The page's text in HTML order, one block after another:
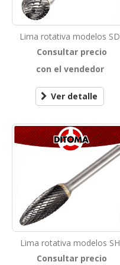
Lima rotativa modelos SD
Consultar precio
con el vendedor
Ver detalle
Lima rotativa modelos SH
Consultar precio